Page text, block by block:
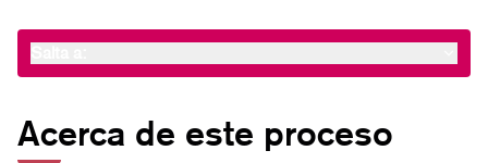
Acerca de este proceso